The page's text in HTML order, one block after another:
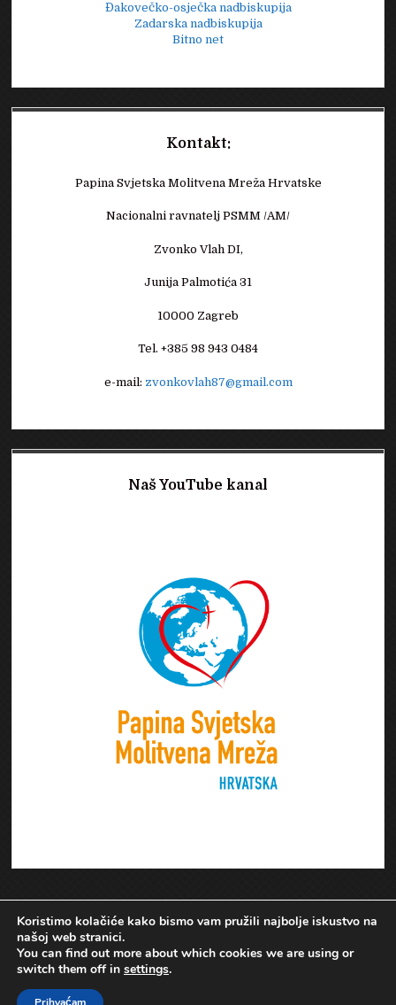
Đakovečko-osječka nadbiskupija
Zadarska nadbiskupija
Bitno net
Kontakt:
Papina Svjetska Molitvena Mreža Hrvatske
Nacionalni ravnatelj PSMM /AM/
Zvonko Vlah DI,
Junija Palmotića 31
10000 Zagreb
Tel. +385 98 943 0484
e-mail: zvonkovlah87@gmail.com
Naš YouTube kanal
Koristimo kolačiće kako bismo vam pružili najbolje iskustvo na
našoj web stranici.
You can find out more about which cookies we are using or
switch them off in settings.